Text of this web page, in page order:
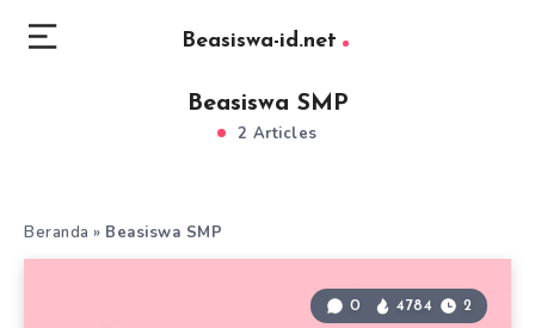
Beasiswa-id.net
Beasiswa SMP
2 Articles
Beranda » Beasiswa SMP
0 4784 2